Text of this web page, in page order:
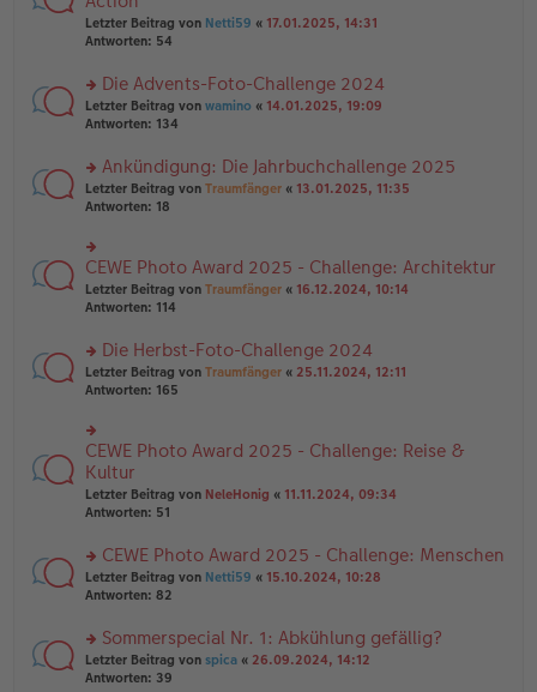
tr
a
g
n
er
tr
a
g
r
u
n
el
es
e
B
ei
tr
g
Letzter Beitrag von Netti59 « 17.01.2025, 14:31
Antworten: 54
rs
te
n
g
el
e
n
er
B
a
g
Die Advents-Foto-Challenge 2024
Letzter Beitrag von wamino « 14.01.2025, 19:09
Antworten: 134
rs
te
u
n
g
el
es
n
er
B
a
g
Ankündigung: Die Jahrbuchchallenge 2025
Letzter Beitrag von Traumfänger « 13.01.2025, 11:35
Antworten: 18
rs
te
r
g
el
es
n
er
B
ei
tr
a
CEWE Photo Award 2025 - Challenge: Architektur
Letzter Beitrag von Traumfänger « 16.12.2024, 10:14
Antworten: 114
rs
te
u
n
g
el
es
e
er
B
ei
tr
g
Die Herbst-Foto-Challenge 2024
Letzter Beitrag von Traumfänger « 25.11.2024, 12:11
Antworten: 165
rs
te
r
u
n
el
es
e
B
ei
tr
CEWE Photo Award 2025 - Challenge: Reise &
Kultur
Letzter Beitrag von NeleHonig « 11.11.2024, 09:34
Antworten: 51
rs
te
n
g
el
CEWE Photo Award 2025 - Challenge: Menschen
Letzter Beitrag von Netti59 « 15.10.2024, 10:28
Antworten: 82
rs
te
Sommerspecial Nr. 1: Abkühlung gefällig?
Letzter Beitrag von spica « 26.09.2024, 14:12
Antworten: 39